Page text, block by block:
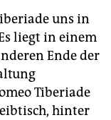
uns in
liegt in einem
Ende der
Tiberiade
hinter